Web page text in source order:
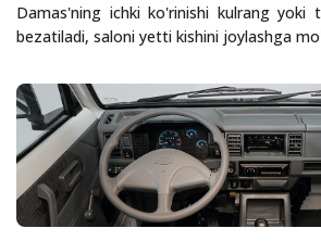
Damas'ning ichki ko'rinishi kulrang
bezatiladi, saloni yetti kishini joylashga